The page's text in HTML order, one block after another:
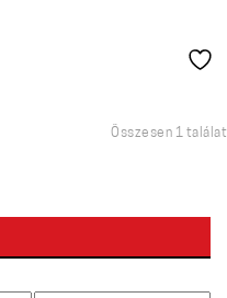
Összesen 1 találat